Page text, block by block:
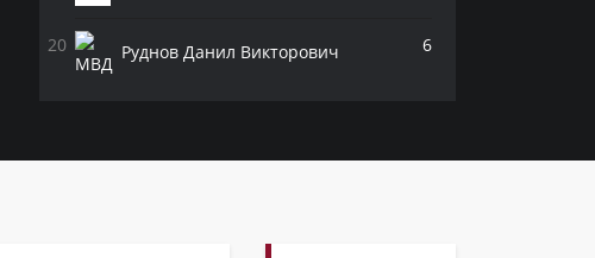
Руднов Данил Викторович 6